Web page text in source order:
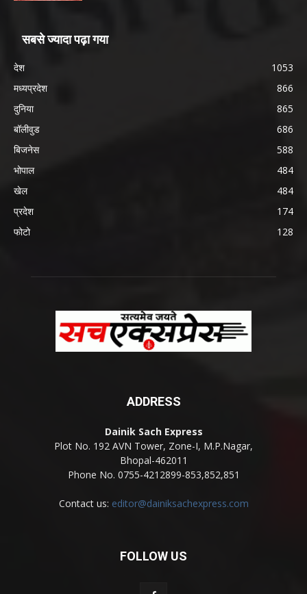
सबसे ज्यादा पढ़ा गया
देश
1053
मध्यप्रदेश
866
दुनिया
865
बॉलीवुड
686
बिजनेस
588
भोपाल
484
खेल
484
प्रदेश
174
फोटो
128
ADDRESS
Dainik Sach Express
Plot No. 192 AVN Tower, Zone-I, M.P.Nagar,
Bhopal-462011
Phone No. 0755-4212899-853,852,851
Contact us: editor@dainiksachexpress.com
FOLLOW US